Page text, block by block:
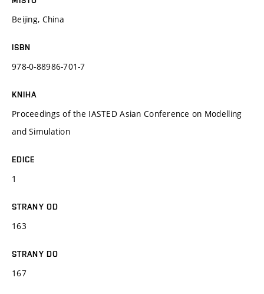
Beijing, China
ISBN
978-0-88986-701-7
KNIHA
Proceedings of the IASTED Asian Conference on Modelling
and Simulation
EDICE
1
STRANY OD
163
STRANY DO
167